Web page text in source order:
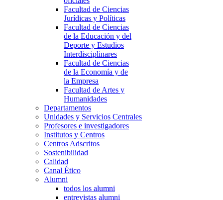
Facultad de Ciencias
Jurídicas y Políticas
Facultad de Ciencias
de la Educación y del
Deporte y Estudios
Interdisciplinares
Facultad de Ciencias
de la Economía y de
la Empresa
Facultad de Artes y
Humanidades
Departamentos
Unidades y Servicios Centrales
Profesores e investigadores
Institutos y Centros
Centros Adscritos
Sostenibilidad
Calidad
Canal Ético
Alumni
todos los alumni
entrevistas alumni